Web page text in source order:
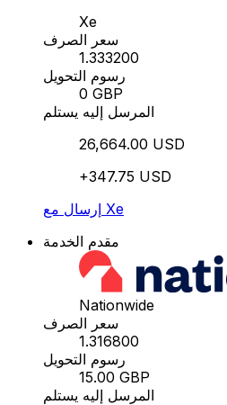
Xe
سعر الصرف
1.333200
رسوم التحويل
0 GBP
المرسل إليه يستلم
26,664.00 USD
+347.75 USD
إرسال مع Xe
مقدم الخدمة
Nationwide
سعر الصرف
1.316800
رسوم التحويل
15.00 GBP
المرسل إليه يستلم